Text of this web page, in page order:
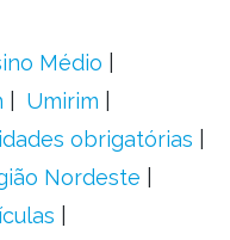
Médio
Umirim
obrigatórias
Nordeste